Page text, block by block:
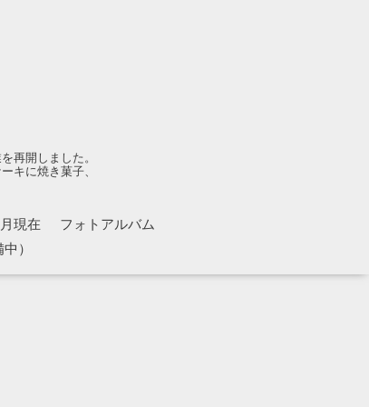
再開しました。
キに焼き菓子、
現在
フォトアルバム
）